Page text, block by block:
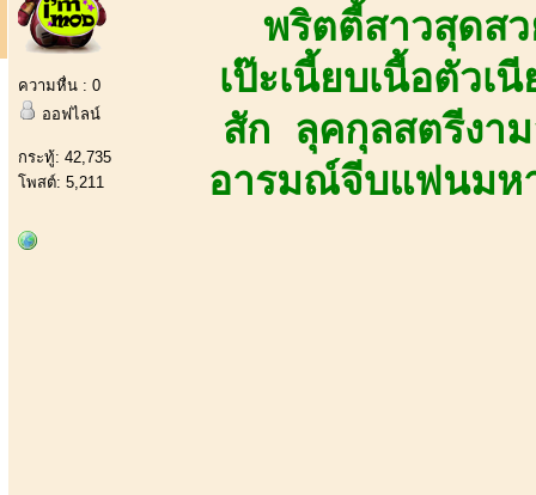
ความหื่น : 0
ออฟไลน์
กระทู้: 42,735
โพสต์: 5,211
พริตตี้สาวสุดส
เป๊ะเนี้ยบเนื้อตัวเ
สัก ลุคกุลสตรีงา
อารมณ์จีบแฟนมห